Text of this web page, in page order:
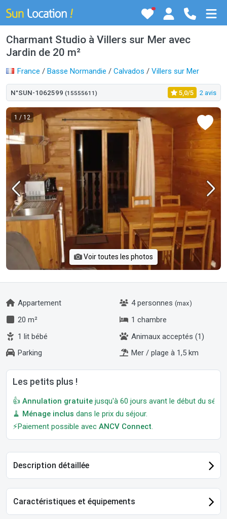
Charmant Studio à Villers sur Mer avec
Jardin de 20 m²
France / Basse Normandie / Calvados / Villers sur Mer
N°SUN-1062599 (15555611) 5,0/5 2 avis
1 / 12
Voir toutes les photos
Appartement 4 personnes (max)
20 m²
1 chambre
1 lit bébé
Animaux acceptés (1)
Parking
Mer / plage à 1,5 km
Les petits plus !
👍 Annulation gratuite jusqu'à 60 jours avant le début du
🧹 Ménage inclus dans le prix du séjour.
⚡Paiement possible avec ANCV Connect.
Description détaillée
Caractéristiques et équipements